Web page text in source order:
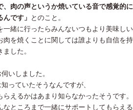
、肉の声というか焼いている音で感覚的に
です」 とのこと。
一緒に行ったらみんないつもより美味しい
肉を焼くことに関しては誰よりも自信を持
した。
いしました。
っていたそうなんですが、
えるかはあまり知らなかったそうです。
なところまで一緒にサポートしてもらえる